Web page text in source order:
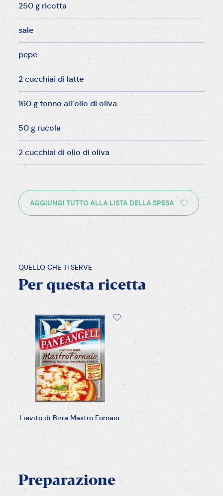
250 g ricotta
sale
pepe
2 cucchiai di latte
160 g tonno all’olio di oliva
50 g rucola
2 cucchiai di olio di oliva
AGGIUNGI TUTTO ALLA LISTA DELLA SPESA
QUELLO CHE TI SERVE
Per questa ricetta
Lievito di Birra Mastro Fornaio
Preparazione